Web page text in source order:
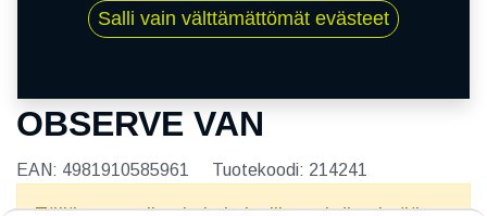
OBSERVE VAN
EAN: 4981910585961 Tuotekoodi: 214241
Salli vain välttämättömät evästeet